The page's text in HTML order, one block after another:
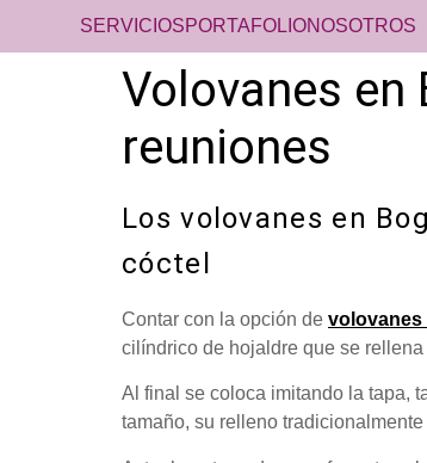
SERVICIOSPORTAFOLIONOSOTROS
Volovanes en
reuniones
Los volovanes en
cóctel
Contar con la opción de volovanes
cilíndrico de hojaldre que se
Al final se coloca imitando la tapa,
tamaño, su relleno